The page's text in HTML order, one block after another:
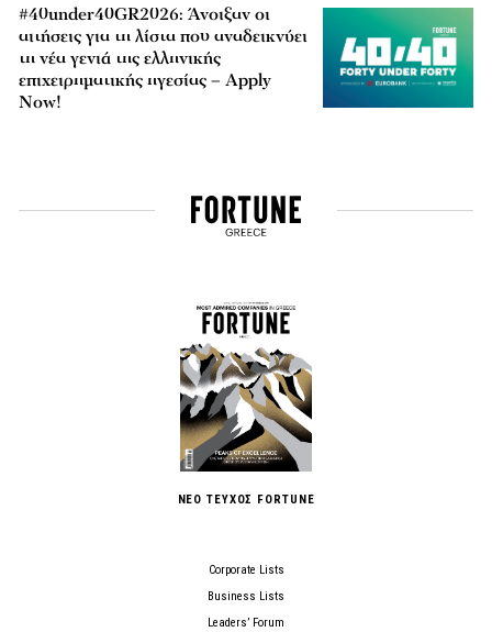
#40under40GR2026: Άνοιξαν οι
αιτήσεις για τη λίστα που αναδεικνύει
τη νέα γενιά της ελληνικής
επιχειρηματικής ηγεσίας – Apply
Now!
ΝΕΟ ΤΕΥΧΟΣ FORTUNE
Corporate Lists
Business Lists
Leaders’ Forum